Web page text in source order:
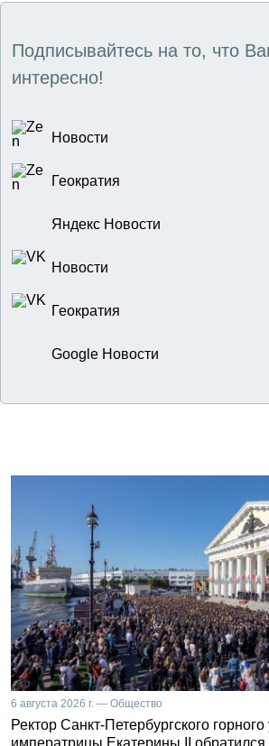
Подписывайтесь на то, что
интересно!
Новости
Геократия
Яндекс Новости
Новости
Геократия
Google Новости
6 августа 2026 г. — Общество
Ректор Санкт-Петербургского
императрицы Екатерины II обратился